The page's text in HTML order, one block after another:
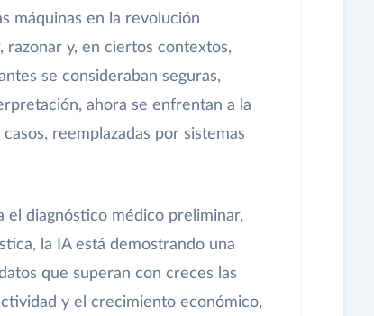
máquinas en la revolución
razonar y, en ciertos contextos,
se consideraban seguras,
ahora se enfrentan a la
reemplazadas por sistemas
el diagnóstico médico preliminar,
la IA está demostrando una
que superan con creces las
y el crecimiento económico,